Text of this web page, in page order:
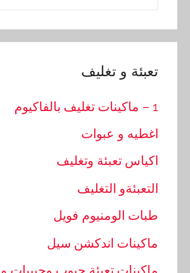
تعبئة و تغليف
1 – ماكينات تغليف بالفاكيوم
اغطيه و عبوات
اكياس تعبئة وتغليف
التعبئةو التغليف
طبات الومنيوم فويل
ماكينات اندكشن سيل